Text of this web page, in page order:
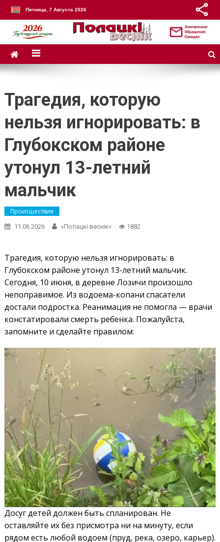
Пятница, 7 Августа 2026
Трагедия, которую
нельзя игнорировать: в
Глубокском районе
утонул 13-летний
мальчик
Происшествия
11.06.2026 «Полацкі веснік» 1882
Трагедия, которую нельзя игнорировать: в
Глубокском районе утонул 13-летний мальчик.
Сегодня, 10 июня, в деревне Лозичи произошло
непоправимое. Из водоема-копани спасатели
достали подростка. Реанимация не помогла — врачи
констатировали смерть ребенка. Пожалуйста,
запомните и сделайте правилом:
Досуг детей должен быть спланирован. Не
оставляйте их без присмотра ни на минуту, если
рядом есть любой водоем (пруд, река, озеро, карьер).